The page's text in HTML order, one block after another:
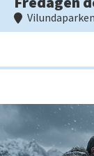
Vilundaparken